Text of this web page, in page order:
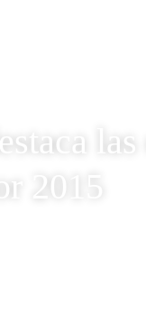
2015